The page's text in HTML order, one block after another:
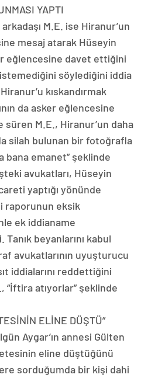
YAPTI
M.E. ise Hiranur’un
mesaj atarak Hüseyin
eğlencesine davet ettiğini
söylediğini iddia
kıskandırmak
da asker eğlencesine
M.E., Hiranur’un daha
silah bulunan bir fotoğrafla
bana emanet” şeklinde
avukatları, Hüseyin
yaptığı yönünde
raporunun eksik
ek iddianame
beyanlarını kabul
avukatlarının uyuşturucu
iddialarını reddettiğini
“İftira atıyorlar” şeklinde
ELİNE DÜŞTÜ”
Aygar’ın annesi Gülten
eline düştüğünü
sorduğumda bir kişi dahi